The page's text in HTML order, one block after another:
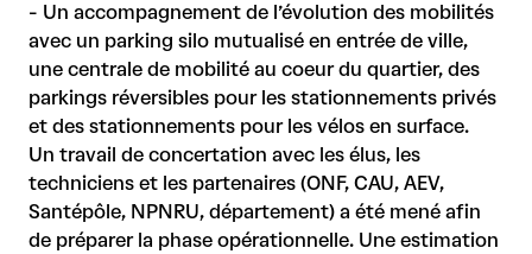
- Un accompagnement de l’évolution des mobilités
avec un parking silo mutualisé en entrée de ville,
une centrale de mobilité au coeur du quartier, des
parkings réversibles pour les stationnements privés
et des stationnements pour les vélos en surface.
Un travail de concertation avec les élus, les
techniciens et les partenaires (ONF, CAU, AEV,
Santépôle, NPNRU, département) a été mené afin
de préparer la phase opérationnelle. Une estimation